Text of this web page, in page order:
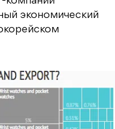
экономический